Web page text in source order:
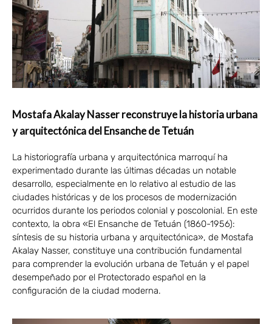
Mostafa Akalay Nasser reconstruye la historia urbana
y arquitectónica del Ensanche de Tetuán
La historiografía urbana y arquitectónica marroquí ha
experimentado durante las últimas décadas un notable
desarrollo, especialmente en lo relativo al estudio de las
ciudades históricas y de los procesos de modernización
ocurridos durante los periodos colonial y poscolonial. En este
contexto, la obra «El Ensanche de Tetuán (1860-1956):
síntesis de su historia urbana y arquitectónica», de Mostafa
Akalay Nasser, constituye una contribución fundamental
para comprender la evolución urbana de Tetuán y el papel
desempeñado por el Protectorado español en la
configuración de la ciudad moderna.